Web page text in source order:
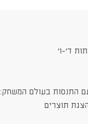
ד'-ו'
עם התנסות בעולם המשחק:
תוצרים